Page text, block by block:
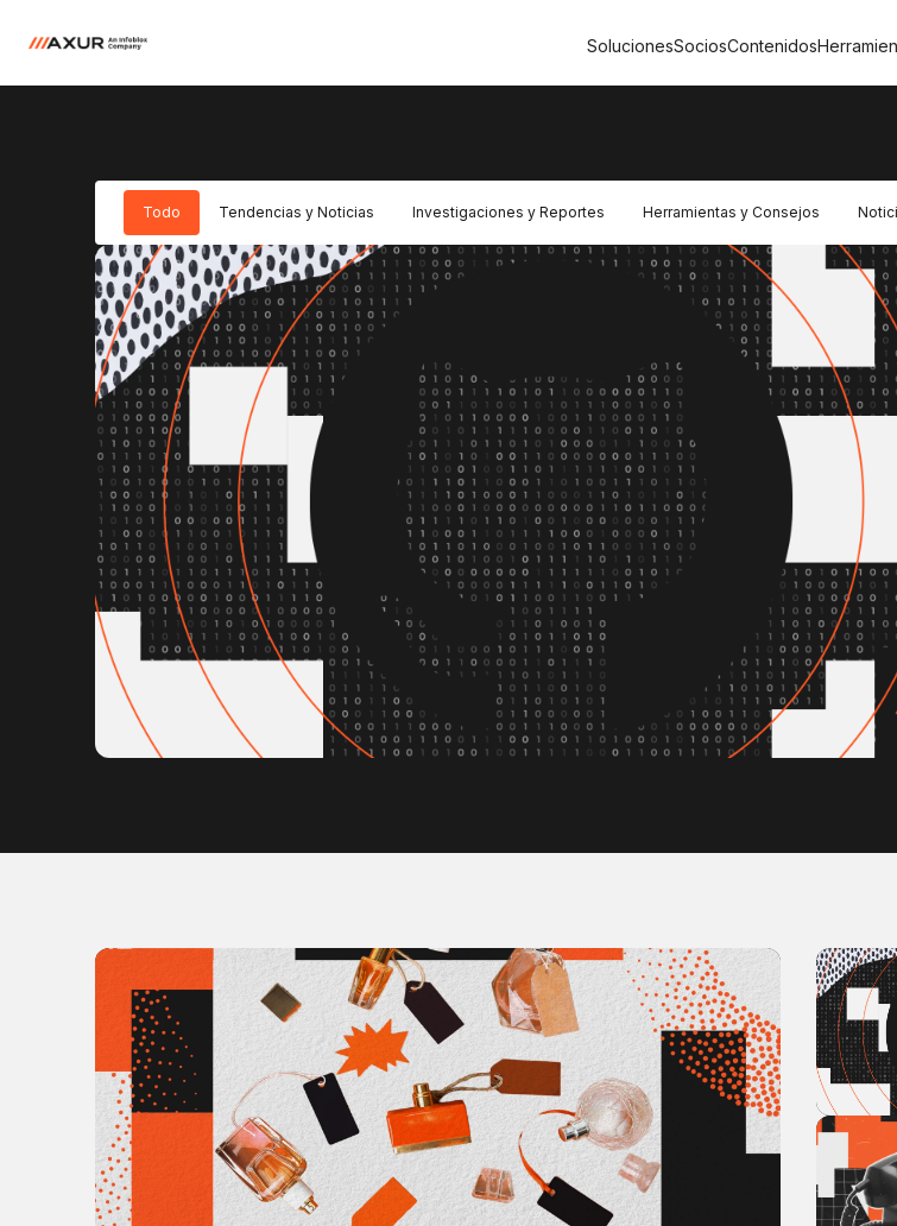
SolucionesSociosContenidos
Todo Tendencias y Noticias Investigaciones y Reportes Herramientas y Consejos